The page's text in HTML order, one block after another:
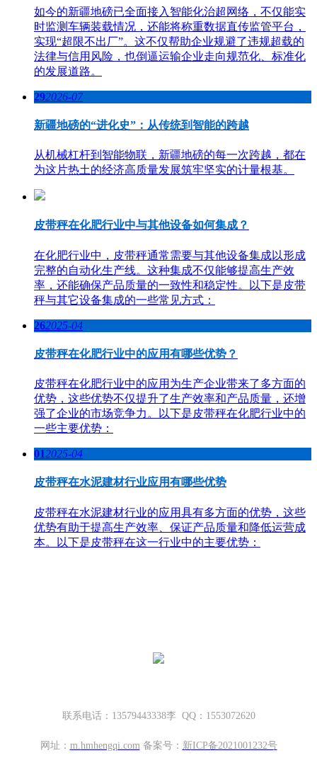
如今的新疆地磅已全面接入智能化治超网络，不仅能实
时监测车辆装载情况，还能将称重数据直传监管平台，
实现“超限不出厂”。这不仅帮助企业规避了违规超载的
法律与信用风险，也倒逼运输企业走向规范化、标准化
的发展道路。
292026-07
新疆地磅的“进化史”：从传统到智能的跨越
从机械杠杆到智能物联，新疆地磅的每一次跨越，都在
为这片热土的经济高质量发展筑牢坚实的计量根基。
皮带秤在化肥行业中与其他设备如何集成？
在化肥行业中，皮带秤通常需要与其他设备集成以形成
完整的自动化生产线。这种集成不仅能够提高生产效
率，还能确保产品质量的一致性和稳定性。以下是皮带
秤与其它设备集成的一些常见方式：
262025-04
皮带秤在化肥行业中的应用有哪些优势？
皮带秤在化肥行业中的应用为生产企业带来了多方面的
优势，这些优势不仅提升了生产效率和产品质量，还增
强了企业的市场竞争力。以下是皮带秤在化肥行业中的
一些主要优势：
012025-04
皮带秤在水泥建材行业应用有哪些优势
皮带秤在水泥建材行业的应用具有多方面的优势，这些
优势有助于提高生产效率、保证产品质量和降低运营成
本。以下是皮带秤在这一行业中的主要优势：
联系电话：13579443338李 QQ：1553072620
网址： m. hmhengqi.com 备案号： 新ICP备2021001232号